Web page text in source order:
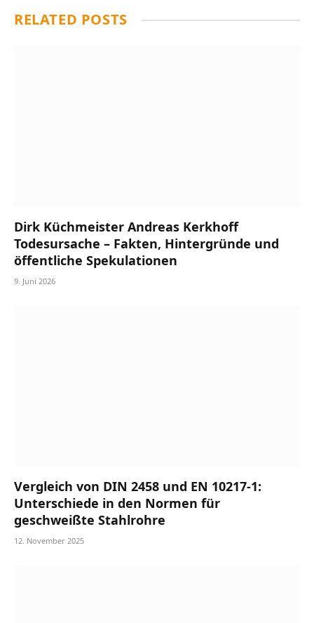
RELATED POSTS
Dirk Küchmeister Andreas Kerkhoff
Todesursache – Fakten, Hintergründe und
öffentliche Spekulationen
9. Juni 2026
Vergleich von DIN 2458 und EN 10217-1:
Unterschiede in den Normen für
geschweißte Stahlrohre
12. November 2025